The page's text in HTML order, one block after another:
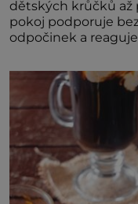
dětských krůčků až
pokoj podporuje
odpočinek a
jednoduchost,
miminka měl
Předškolní věk je